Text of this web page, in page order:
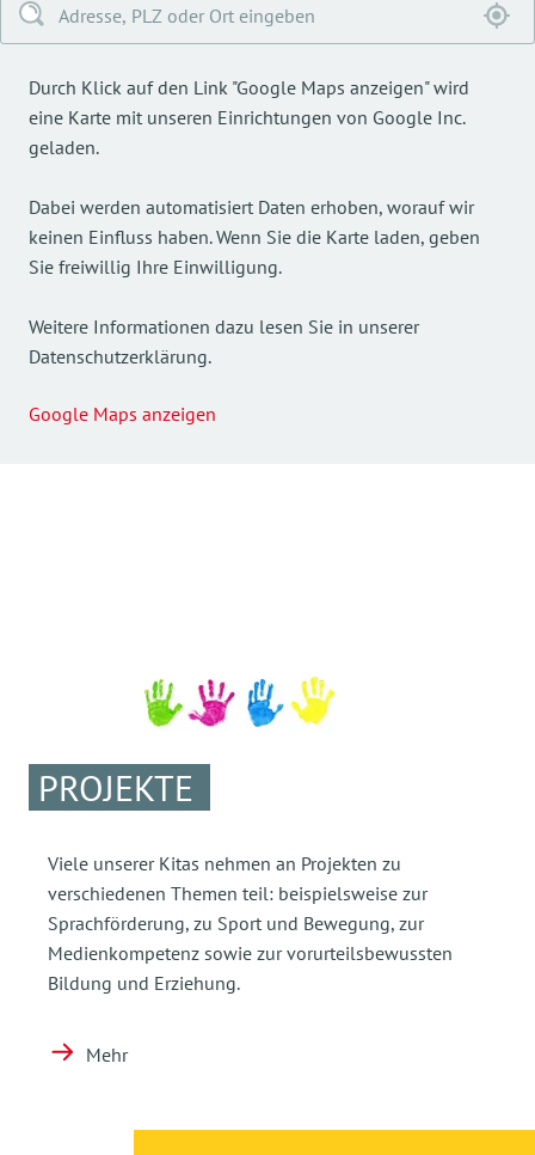
Durch Klick auf den Link "Google Maps anzeigen" wird
eine Karte mit unseren Einrichtungen von Google Inc.
geladen.
Dabei werden automatisiert Daten erhoben, worauf wir
keinen Einfluss haben. Wenn Sie die Karte laden, geben
Sie freiwillig Ihre Einwilligung.
Weitere Informationen dazu lesen Sie in unserer
Datenschutzerklärung.
Google Maps anzeigen
PROJEKTE
Viele unserer Kitas nehmen an Projekten zu
verschiedenen Themen teil: beispielsweise zur
Sprachförderung, zu Sport und Bewegung, zur
Medienkompetenz sowie zur vorurteilsbewussten
Bildung und Erziehung.
Mehr